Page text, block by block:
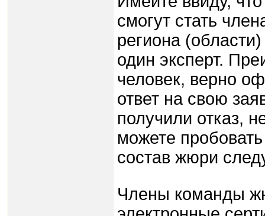
смогут стать
региона
один эксперт.
человек, верно
ответ на свою
получили отказ,
можете
состав жюри
Члены команды